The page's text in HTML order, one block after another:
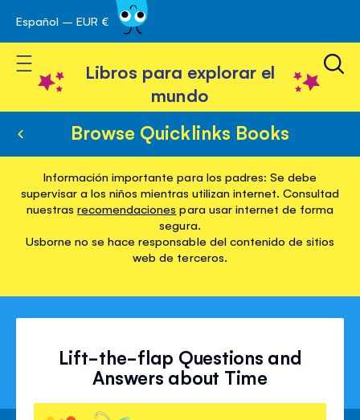
Ir
al
contenido
Español – EUR €
Toggle Nav
Libros para explorar el
mundo
Browse Quicklinks Books
Información importante para los padres: Se debe
supervisar a los niños mientras utilizan internet. Consultad
nuestrasrecomendaciones para usar internet de forma
segura.
Usborne no se hace responsable del contenido de sitios
web de terceros.
Lift-the-flap Questions and
Answers about Time